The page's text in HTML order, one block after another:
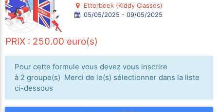
Etterbeek (Kiddy Classes)
05/05/2025 - 09/05/2025
PRIX : 250.00 euro(s)
Pour cette formule vous devez vous inscrire
à 2 groupe(s) Merci de le(s) sélectionner dans la liste
ci-dessous